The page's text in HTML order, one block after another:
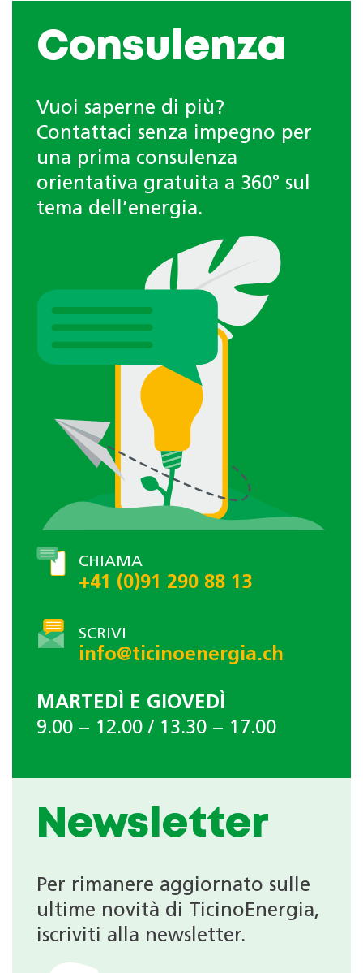
Consulenza
Vuoi saperne di più?
Contattaci senza impegno per
una prima consulenza
orientativa gratuita a 360° sul
tema dell’energia.
CHIAMA
+41 (0)91 290 88 13
SCRIVI
info@ticinoenergia.ch
MARTEDÌ E GIOVEDÌ
9.00 − 12.00 / 13.30 − 17.00
Newsletter
Per rimanere aggiornato sulle
ultime novità di TicinoEnergia,
iscriviti alla newsletter.